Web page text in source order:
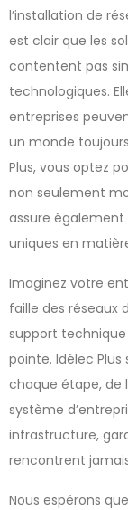
l’installation de
est clair que les
contentent pas
technologiques.
entreprises
un monde
Plus, vous optez
non seulement
assure
uniques en
Imaginez votre
faille des réseaux
support
pointe. Idélec
chaque étape, de
système
infrastructure,
rencontrent
Nous espérons